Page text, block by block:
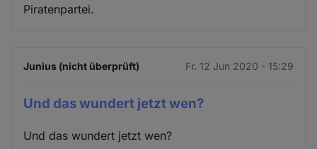
Piratenpartei.
Junius (nicht überprüft) Fr. 12 Jun 2020 - 15:29
Und das wundert jetzt wen?
Und das wundert jetzt wen?